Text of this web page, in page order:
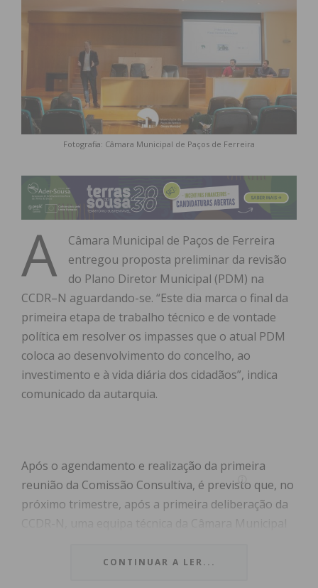
Fotografia: Câmara Municipal de Paços de Ferreira
A
Câmara Municipal de Paços de Ferreira
entregou proposta preliminar da revisão
do Plano Diretor Municipal (PDM) na
CCDR–N aguardando-se. “Este dia marca o final da
primeira etapa de trabalho técnico e de vontade
política em resolver os impasses que o atual PDM
coloca ao desenvolvimento do concelho, ao
investimento e à vida diária dos cidadãos”, indica
comunicado da autarquia.
Após o agendamento e realização da primeira
reunião da Comissão Consultiva, é previsto que, no
próximo trimestre, após a primeira deliberação da
sessões abertas à população e investidores.
CONTINUAR A LER...